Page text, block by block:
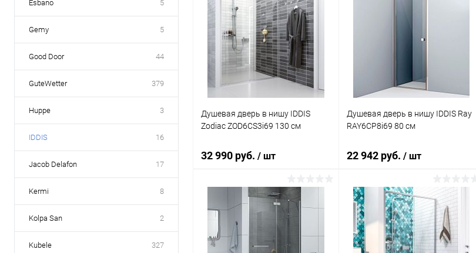
Esbano 5
Gemy 5
Good Door 44
GuteWetter 379
Huppe 3
IDDIS 16
Jacob Delafon 17
Kermi 8
Kolpa San 2
Kubele 327
Купить в 1 клик Сравнение
В избранное Под заказ
Душевая дверь в нишу IDDIS
Zodiac ZOD6CS3i69 130 см
32 990 руб. / шт
В корзину
Купить в 1 клик Сравнение
Душевая дверь в нишу IDDIS Ray
RAY6CP8i69 80 см
22 942 руб. / шт
В корзину
Купить в 1 клик Сравнение